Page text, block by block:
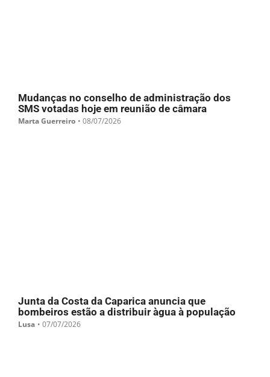
Mudanças no conselho de administração dos
SMS votadas hoje em reunião de câmara
Marta Guerreiro • 08/07/2026
Junta da Costa da Caparica anuncia que
bombeiros estão a distribuir àgua à população
Lusa • 07/07/2026